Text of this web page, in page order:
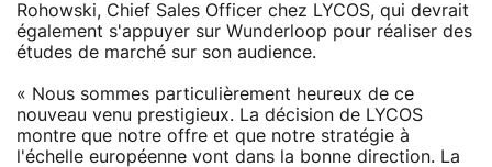
Rohowski, Chief Sales Officer chez LYCOS, qui devrait
également s'appuyer sur Wunderloop pour réaliser des
études de marché sur son audience.
« Nous sommes particulièrement heureux de ce
nouveau venu prestigieux. La décision de LYCOS
montre que notre offre et que notre stratégie à
l'échelle européenne vont dans la bonne direction. La